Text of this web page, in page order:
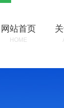
网站首页
HOME